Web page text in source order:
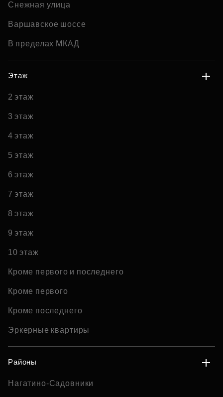
Снежная улица
Варшавское шоссе
В пределах МКАД
Этаж
2 этаж
3 этаж
4 этаж
5 этаж
6 этаж
7 этаж
8 этаж
9 этаж
10 этаж
Кроме первого и последнего
Кроме первого
Кроме последнего
Эркерные квартиры
Районы
Нагатино-Садовники